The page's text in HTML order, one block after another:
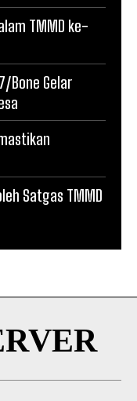
TMMD ke-
Bone Gelar
Satgas TMMD